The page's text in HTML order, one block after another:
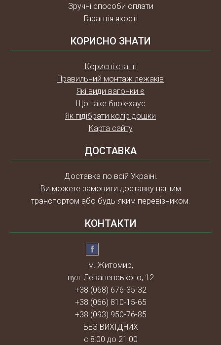
Зручні способи оплати
Гарантія якості
КОРИСНО ЗНАТИ
Корисні статті
Правильний монтаж лежаків
Які види вагонки є
Що таке блок-хаус
Як підібрати колір дошки
Карта сайту
ДОСТАВКА
Доставка по всій Україні.
Ви можете замовити доставку нашим
транспортом або будь-яким перевізником.
КОНТАКТИ
м. Житомир,
вул. Леваневського, 12
+38 (068) 676-35-32
+38 (066) 810-15-65
+38 (093) 950-76-85
БЕЗ ВИХІДНИХ
с 8:00 до 21:00